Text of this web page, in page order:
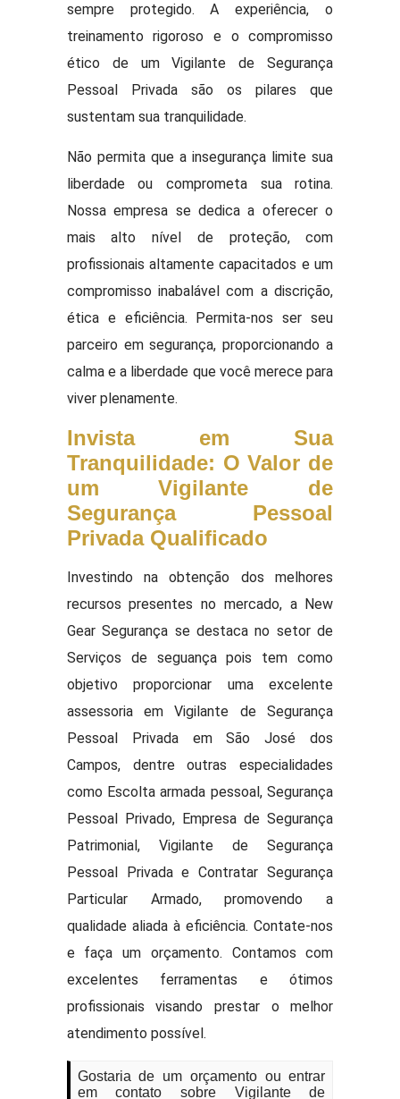
sempre protegido. A experiência, o
treinamento rigoroso e o compromisso
ético de um Vigilante de Segurança
Pessoal Privada são os pilares que
sustentam sua tranquilidade.
Não permita que a insegurança limite sua
liberdade ou comprometa sua rotina.
Nossa empresa se dedica a oferecer o
mais alto nível de proteção, com
profissionais altamente capacitados e um
compromisso inabalável com a discrição,
ética e eficiência. Permita-nos ser seu
parceiro em segurança, proporcionando a
calma e a liberdade que você merece para
viver plenamente.
Invista em Sua
Tranquilidade: O Valor de
um Vigilante de
Segurança Pessoal
Privada Qualificado
Investindo na obtenção dos melhores
recursos presentes no mercado, a New
Gear Segurança se destaca no setor de
Serviços de seguança pois tem como
objetivo proporcionar uma excelente
assessoria em Vigilante de Segurança
Pessoal Privada em São José dos
Campos, dentre outras especialidades
como Escolta armada pessoal, Segurança
Pessoal Privado, Empresa de Segurança
Patrimonial, Vigilante de Segurança
Pessoal Privada e Contratar Segurança
Particular Armado, promovendo a
qualidade aliada à eficiência. Contate-nos
e faça um orçamento. Contamos com
excelentes ferramentas e ótimos
profissionais visando prestar o melhor
atendimento possível.
Gostaria de um orçamento ou entrar
em contato sobre Vigilante de